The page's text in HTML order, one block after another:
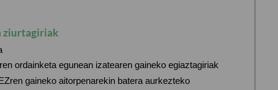
ziurtagiriak
ordainketa egunean izatearen gaineko egiaztagiriak
gaineko aitorpenarekin batera aurkezteko